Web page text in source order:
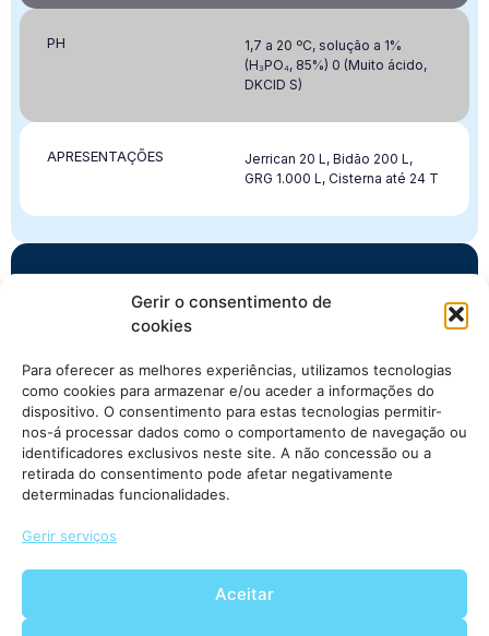
Gerir o consentimento de
cookies
Para oferecer as melhores experiências, utilizamos tecnologias
como cookies para armazenar e/ou aceder a informações do
dispositivo. O consentimento para estas tecnologias permitir-
nos-á processar dados como o comportamento de navegação ou
identificadores exclusivos neste site. A não concessão ou a
retirada do consentimento pode afetar negativamente
determinadas funcionalidades.
Gerir serviços
Aceitar
PH
1,7 a 20 ºC, solução a 1%
(H₃PO₄, 85%) 0 (Muito ácido,
DKCID S)
APRESENTAÇÕES
Jerrican 20 L, Bidão 200 L,
GRG 1.000 L, Cisterna até 24 T
Precisa deste produto?
Aceda à área de clientes para consultar
equipa comercial.
Aceder à área de
clientes
Solicitar
informação